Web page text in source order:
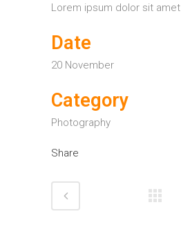
Lorem ipsum dolor sit amet
Date
20 November
Category
Photography
Share